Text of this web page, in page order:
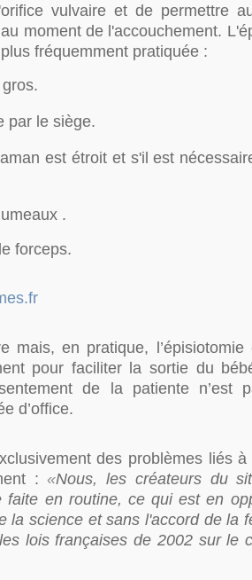
vulvaire et de permettre
moment de l'accouchement.
fréquemment pratiquée :
par le siège.
est étroit et s'il est
.
forceps.
mais, en pratique, l’épisiotomie
pour faciliter la sortie du
de la patiente n’est
d’office.
des problèmes liés à
:«Nous, les créateurs du
faite en routine, ce qui est en
la science et sans l'accord de la
lois françaises de 2002 sur le